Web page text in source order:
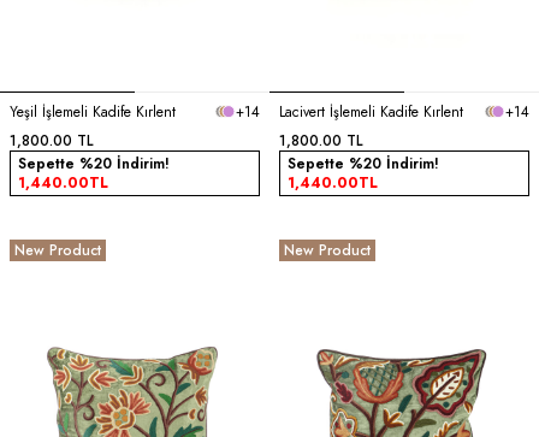
Yeşil İşlemeli Kadife Kırlent
+14
1,800.00 TL
Sepette %20 İndirim!
1,440.00TL
Lacivert İşlemeli Kadife Kırlent
+14
1,800.00 TL
Sepette %20 İndirim!
1,440.00TL
New Product New Product